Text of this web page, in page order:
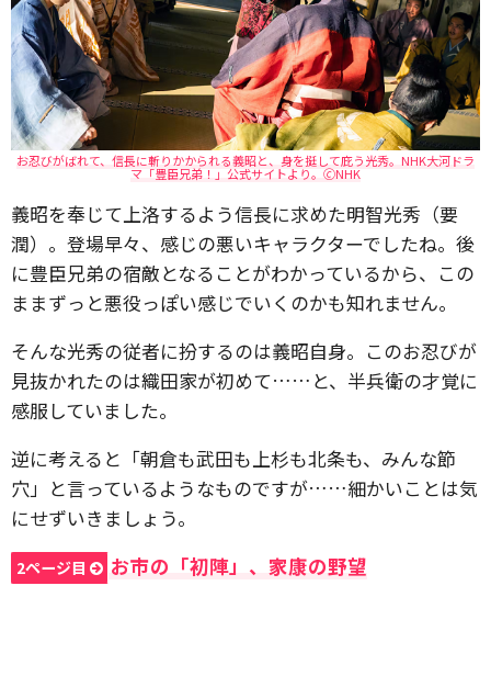
お忍びがばれて、信長に斬りかかられる義昭と、身を挺して庇う光秀。NHK大河ドラ
マ「豊臣兄弟！」公式サイトより。🄫NHK
義昭を奉じて上洛するよう信長に求めた明智光秀（要
潤）。登場早々、感じの悪いキャラクターでしたね。後
に豊臣兄弟の宿敵となることがわかっているから、この
ままずっと悪役っぽい感じでいくのかも知れません。
そんな光秀の従者に扮するのは義昭自身。このお忍びが
見抜かれたのは織田家が初めて……と、半兵衛の才覚に
感服していました。
逆に考えると「朝倉も武田も上杉も北条も、みんな節
穴」と言っているようなものですが……細かいことは気
にせずいきましょう。
2ページ目 お市の「初陣」、家康の野望